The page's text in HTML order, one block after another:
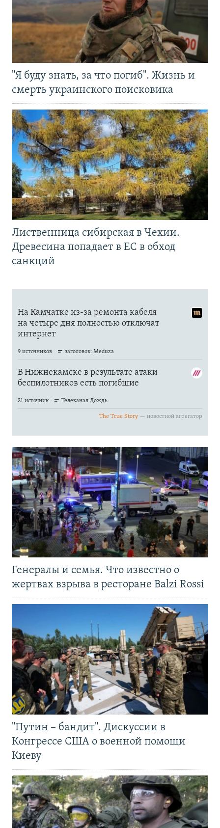
"Я буду знать, за что погиб". Жизнь и
смерть украинского поисковика
Лиственница сибирская в Чехии.
Древесина попадает в ЕС в обход
санкций
Генералы и семья. Что известно о
жертвах взрыва в ресторане Balzi Rossi
"Путин – бандит". Дискуссии в
Конгрессе США о военной помощи
Киеву